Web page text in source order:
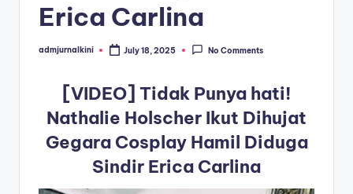
Erica Carlina
Posted
admjurnalkini July 18, 2025 No Comments
[VIDEO] Tidak Punya hati!
Nathalie Holscher Ikut Dihujat
Gegara Cosplay Hamil Diduga
Sindir Erica Carlina